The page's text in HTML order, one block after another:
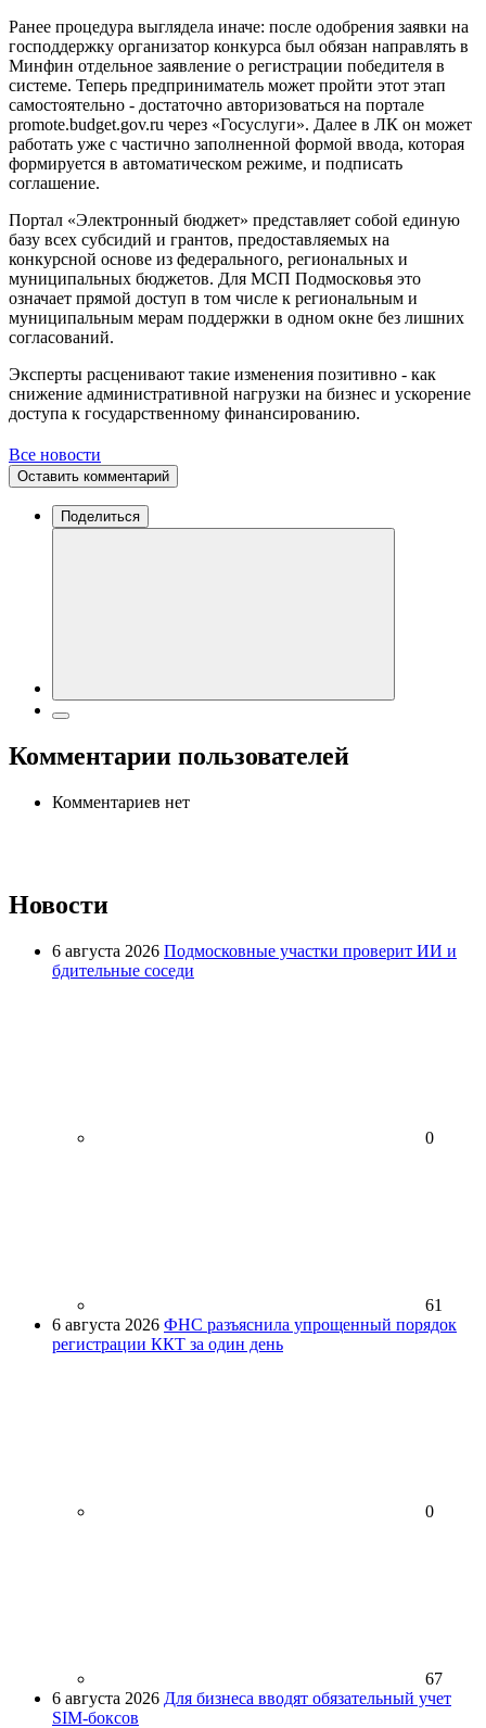
Ранее процедура выглядела иначе: после одобрения заявки на
господдержку организатор конкурса был обязан направлять в
Минфин отдельное заявление о регистрации победителя в
системе. Теперь предприниматель может пройти этот этап
самостоятельно - достаточно авторизоваться на портале
promote.budget.gov.ru через «Госуслуги». Далее в ЛК он может
работать уже с частично заполненной формой ввода, которая
формируется в автоматическом режиме, и подписать
соглашение.
Портал «Электронный бюджет» представляет собой единую
базу всех субсидий и грантов, предоставляемых на
конкурсной основе из федерального, региональных и
муниципальных бюджетов. Для МСП Подмосковья это
означает прямой доступ в том числе к региональным и
муниципальным мерам поддержки в одном окне без лишних
согласований.
Эксперты расценивают такие изменения позитивно - как
снижение административной нагрузки на бизнес и ускорение
доступа к государственному финансированию.
Все новости
Оставить комментарий
Поделиться
Комментарии пользователей
Комментариев нет
Новости
6 августа 2026 Подмосковные участки проверит ИИ и
бдительные соседи
0
61
6 августа 2026 ФНС разъяснила упрощенный порядок
регистрации ККТ за один день
0
67
6 августа 2026 Для бизнеса вводят обязательный учет
SIM-боксов